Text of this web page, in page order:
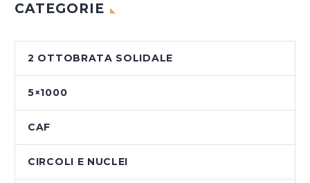
CATEGORIE
2 OTTOBRATA SOLIDALE
5×1000
CAF
CIRCOLI E NUCLEI